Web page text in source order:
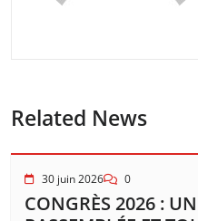
Related News
30 juin 2026 0
CONGRÈS 2026 :